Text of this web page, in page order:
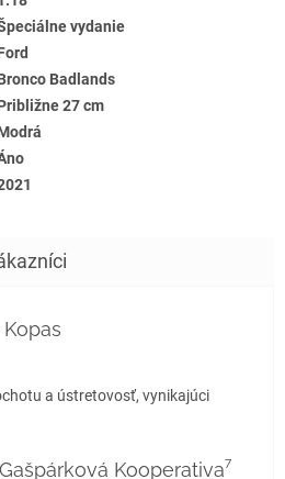
vydanie
Badlands
27 cm
je 5 z 5 hviezdičiek.
a ústretovosť, vynikajúci
Kooperativa⁷